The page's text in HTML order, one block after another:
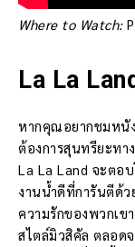
Where to Watch:
La La
หากคุณอยากชมหนัง
ต้องการสุนทรียะทา
La La Land จะตอ
งานน้ำดีที่การันตีด้ว
ความรักของพวกเข
สไตล์มิวสิคัล ตลอด